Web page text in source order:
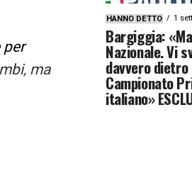
per
ma
HANNO DETTO 1
Bargiggia:
Nazionale. Vi
davvero dietro
Campionato
italiano»